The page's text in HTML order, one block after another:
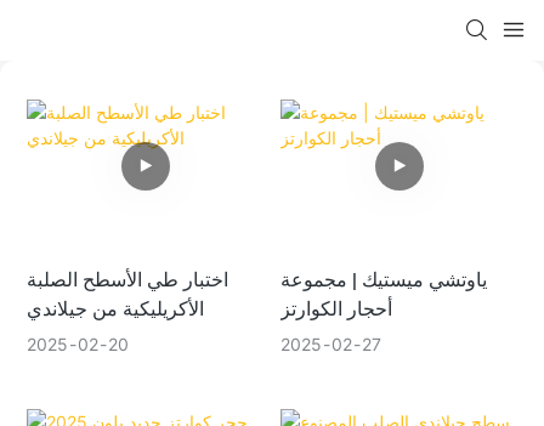
اختبار طي الأسطح الصلبة
الأكريليكية من جيلاندي
2025 02 20
ياوتشي ميستيك | مجموعة
أحجار الكوارتز
2025 02 27